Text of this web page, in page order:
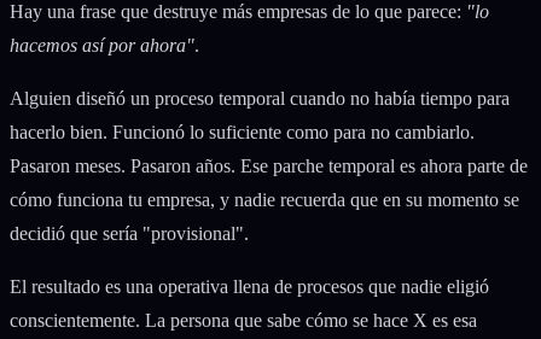
Hay una frase que destruye más empresas de lo que parece: "lo
hacemos así por ahora".
Alguien diseñó un proceso temporal cuando no había tiempo para
hacerlo bien. Funcionó lo suficiente como para no cambiarlo.
Pasaron meses. Pasaron años. Ese parche temporal es ahora parte de
cómo funciona tu empresa, y nadie recuerda que en su momento se
decidió que sería "provisional".
El resultado es una operativa llena de procesos que nadie eligió
conscientemente. La persona que sabe cómo se hace X es esa